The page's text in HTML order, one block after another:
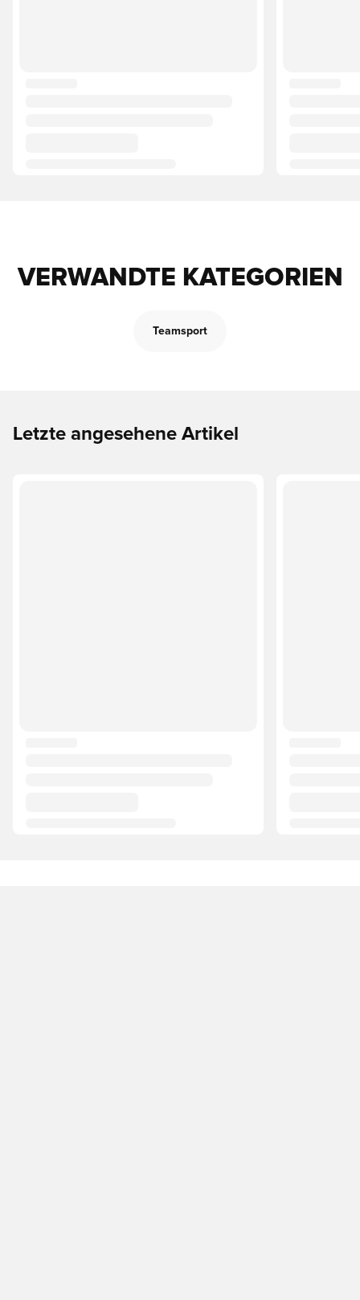
VERWANDTE KATEGORIEN
Teamsport
Letzte angesehene Artikel